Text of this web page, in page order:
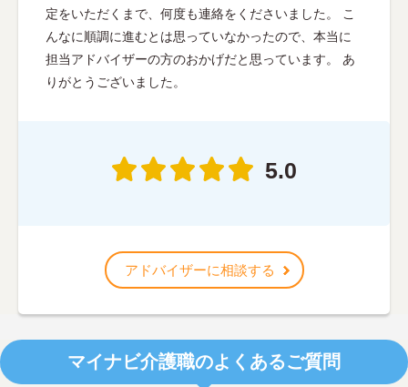
定をいただくまで、何度も連絡をくださいました。 こ
んなに順調に進むとは思っていなかったので、本当に
担当アドバイザーの方のおかげだと思っています。 あ
りがとうございました。
5.0
アドバイザーに相談する
マイナビ介護職のよくあるご質問